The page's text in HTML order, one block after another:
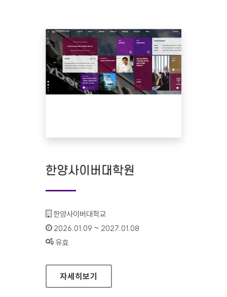
한양사이버대학원
기관명 :
한양사이버대학교
인증기간 :
2026.01.09 ~ 2027.01.08
상태 :
유효
한양사이버대학원
자세히보기